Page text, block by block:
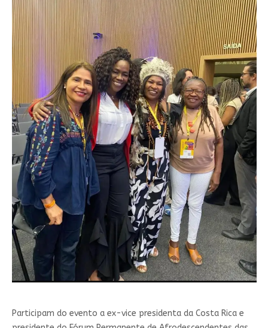
Participam do evento a ex-vice presidenta da Costa Rica e